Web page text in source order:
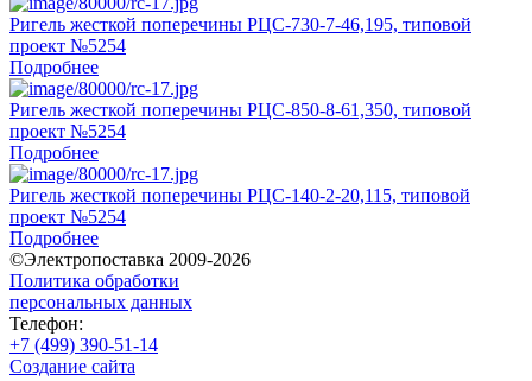
Ригель жесткой поперечины РЦС-730-7-46,195, типовой
проект №5254
Подробнее
Ригель жесткой поперечины РЦС-850-8-61,350, типовой
проект №5254
Подробнее
Ригель жесткой поперечины РЦС-140-2-20,115, типовой
проект №5254
Подробнее
©Электропоставка 2009-2026
Политика обработки
персональных данных
Телефон:
+7 (499) 390-51-14
Создание сайта